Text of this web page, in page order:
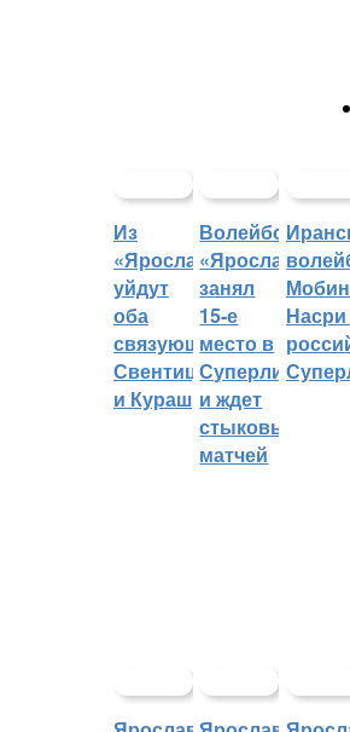
Из
«Ярославича»
уйдут
оба
связующих:
Свентицкис
и Кураш
Волейбольный
«Ярославич»
занял
15-е
место в
Суперлиге
и ждет
стыковых
матчей
Мобин
Насри